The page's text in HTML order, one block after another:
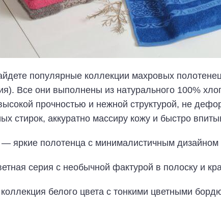
популярные коллекции махровых
Все они выполнены из натурального 100%
прочностью и нежной структурой, не
стирок, аккуратно массиру кожу и быстро
— яркие полотенца с минималистичным
серия с необычной фактурой в полоску и
белого цвета с тонкими цветными